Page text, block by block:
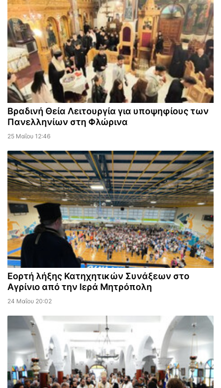
Βραδινή Θεία Λειτουργία για υποψηφίους των
Πανελληνίων στη Φλώρινα
25 Μαΐου 12:46
Εορτή λήξης Κατηχητικών Συνάξεων στο
Αγρίνιο από την Ιερά Μητρόπολη
24 Μαΐου 20:02